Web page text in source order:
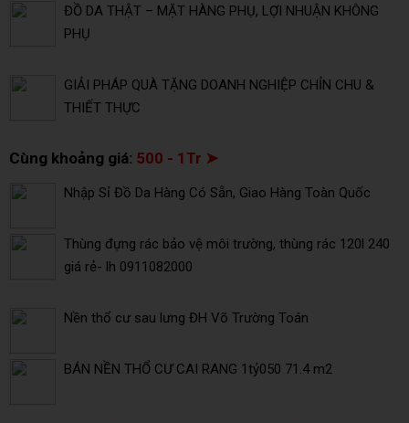
ĐỒ DA THẬT – MẶT HÀNG PHỤ, LỢI NHUẬN KHÔNG
PHỤ
GIẢI PHÁP QUÀ TẶNG DOANH NGHIỆP CHỈN CHU &
THIẾT THỰC
Cùng khoảng giá: 500 - 1Tr ➤
Nhập Sỉ Đồ Da Hàng Có Sẵn, Giao Hàng Toàn Quốc
Thùng đựng rác bảo vệ môi trường, thùng rác 120l 240
giá rẻ- lh 0911082000
Nền thổ cư sau lưng ĐH Võ Trường Toán
BÁN NỀN THỔ CƯ CAI RANG 1tỷ050 71.4 m2